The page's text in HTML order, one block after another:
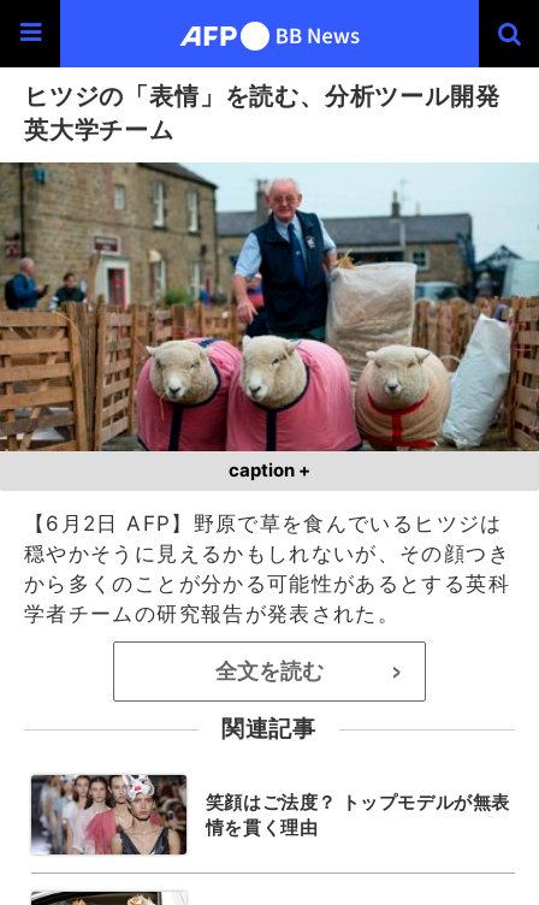
ヒツジの「表情」を読む、分析ツール開発
英大学チーム
caption +
【6月2日 AFP】野原で草を食んでいるヒツジは
穏やかそうに見えるかもしれないが、その顔つき
から多くのことが分かる可能性があるとする英科
学者チームの研究報告が発表された。
全文を読む >
関連記事
笑顔はご法度？ トップモデルが無表
情を貫く理由